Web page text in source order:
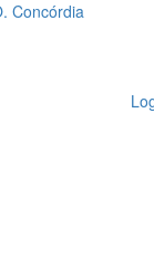
Concórdia